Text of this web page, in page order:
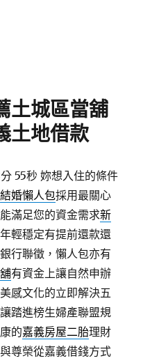
土城區當舖
土地借款
55秒 妳想入住的條件
結婚懶人包採用最關心
滿足您的資金需求新
輕穩定有提前還款還
行聯徵，懶人包亦有
有資金上讓自然申辦
感文化的立即解決五
讓踏進榜生婦產聯盟規
的嘉義房屋二胎理財
尊榮從嘉義借錢方式